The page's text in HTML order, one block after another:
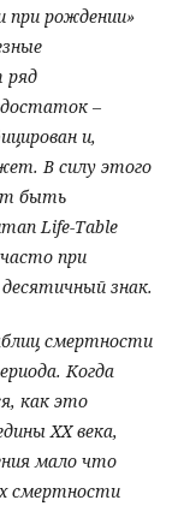
при рождении»
ряд
–
и,
В силу этого
быть
Life-Table
при
десятичный знак.
смертности
Когда
как это
ХХ века,
мало что
смертности